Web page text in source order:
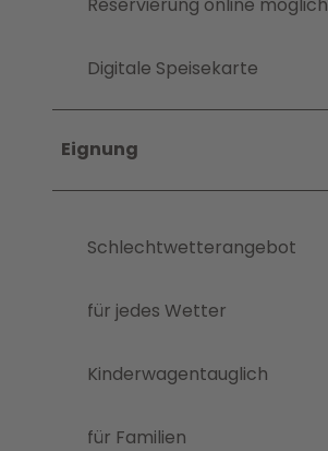
Digitale Speisekarte
Eignung
Schlechtwetterangebot
für jedes Wetter
Kinderwagentauglich
für Familien